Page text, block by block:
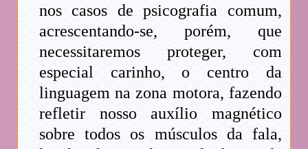
nos casos de psicografia comum,
acrescentando-se, porém, que
necessitaremos proteger, com
especial carinho, o centro da
linguagem na zona motora, fazendo
refletir nosso auxílio magnético
sobre todos os músculos da fala,